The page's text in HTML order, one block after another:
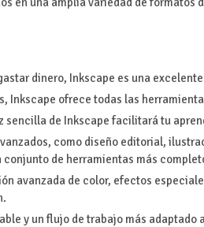
dinero, Inkscape es una
Inkscape ofrece todas las
sencilla de Inkscape facilitará tu
como diseño editorial,
de herramientas más
avanzada de color, efectos
y un flujo de trabajo más adaptado